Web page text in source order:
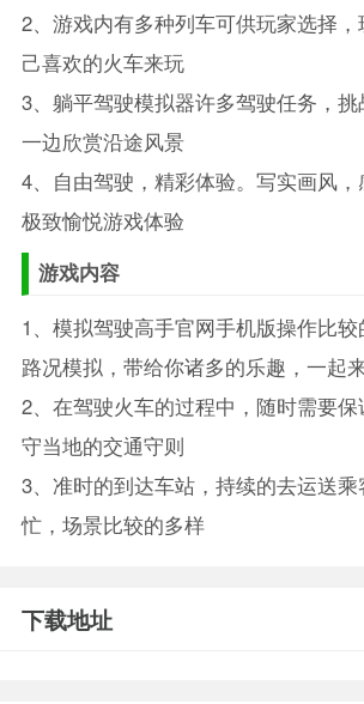
2、游戏内有多种列车可供玩家选择，
己喜欢的火车来玩
3、躺平驾驶模拟器许多驾驶任务，挑
一边欣赏沿途风景
4、自由驾驶，精彩体验。写实画风，
极致愉悦游戏体验
游戏内容
1、模拟驾驶高手官网手机版操作比
路况模拟，带给你诸多的乐趣，一起
2、在驾驶火车的过程中，随时需要
守当地的交通守则
3、准时的到达车站，持续的去运送
忙，场景比较的多样
下载地址